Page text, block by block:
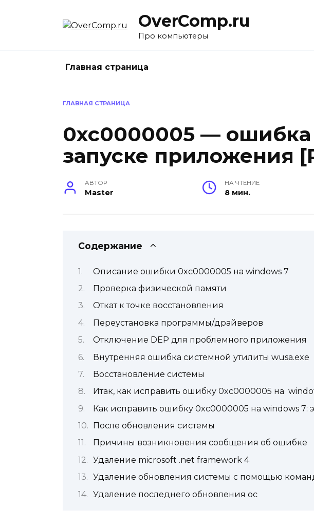
OverComp.ru
Про компьютеры
Главная страница
ГЛАВНАЯ СТРАНИЦА
0xc0000005 —
запуске приложения
АВТОР
Master
НА ЧТЕНИЕ
8 мин.
Содержание
Описание ошибки 0xc0000005 на windows 7
Проверка физической памяти
Откат к точке восстановления
Переустановка программы/драйверов
Отключение DEP для проблемного приложения
Внутренняя ошибка системной утилиты wusa.exe
Восстановление системы
Итак, как исправить ошибку 0xc0000005 на
Как исправить ошибку 0xc0000005 на windows 7:
После обновления системы
Причины возникновения сообщения об ошибке
Удаление microsoft .net framework 4
Удаление обновления системы с помощью
Удаление последнего обновления ос